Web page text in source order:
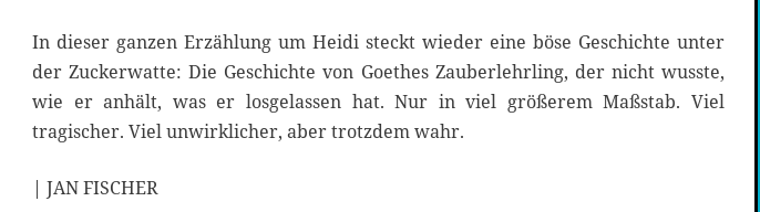
In dieser ganzen Erzählung um Heidi steckt wieder eine böse Geschichte unter
der Zuckerwatte: Die Geschichte von Goethes Zauberlehrling, der nicht wusste,
wie er anhält, was er losgelassen hat. Nur in viel größerem Maßstab. Viel
tragischer. Viel unwirklicher, aber trotzdem wahr.
| JAN FISCHER